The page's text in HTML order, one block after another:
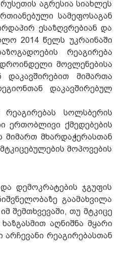
აგრესია სიახლეს
სამეფოსაგან
ესაზღვრებიან და
2014 წელს უკრაინაში
რეაგირება
მოვლენებისა
მიმართა
დაკავშირებულ
სოლსბერის
ერთობლივი ქმედებების
მიმართ მხარდაჭერასთან
მოპოვების
დემოკრატების ჯგუფის
გაამახვილა
შემთხვევაში, თუ მტკიცე
აღნიშნა მყარი
რეაგირებასთან